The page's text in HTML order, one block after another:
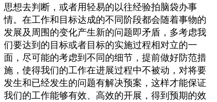
思想去判断，或者用轻易的以往经验拍脑袋办事
情。在工作和目标达成的不同阶段都会随着事物的
发展及周围的变化产生新的问题即矛盾，多考虑我
们要达到的目标或者目标的实施过程相对立的一
面，尽可能的考虑到不同的细节，提前做好防范措
施，使得我们的工作在进展过程中不被动，对将要
发生和已经发生的问题有解决预案，这样才能保证
我们的工作能够有效、高效的开展，得到预期的效